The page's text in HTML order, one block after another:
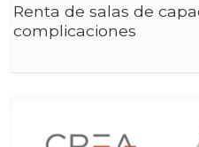
Renta de salas de
complicaciones